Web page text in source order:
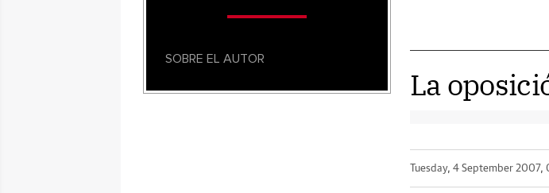
La
Tuesday, 4 September 2007,
SOBRE EL AUTOR